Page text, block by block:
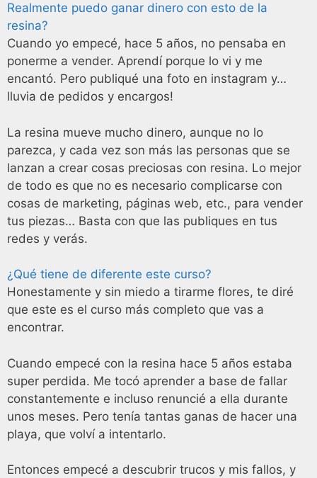
Realmente puedo ganar dinero con esto de la
resina?
Cuando yo empecé, hace 5 años, no pensaba en
ponerme a vender. Aprendí porque lo vi y me
encantó. Pero publiqué una foto en instagram y…
lluvia de pedidos y encargos!
La resina mueve mucho dinero, aunque no lo
parezca, y cada vez son más las personas que se
lanzan a crear cosas preciosas con resina. Lo mejor
de todo es que no es necesario complicarse con
cosas de marketing, páginas web, etc., para vender
tus piezas… Basta con que las publiques en tus
redes y verás.
¿Qué tiene de diferente este curso?
Honestamente y sin miedo a tirarme flores, te diré
que este es el curso más completo que vas a
encontrar.
Cuando empecé con la resina hace 5 años estaba
super perdida. Me tocó aprender a base de fallar
constantemente e incluso renuncié a ella durante
unos meses. Pero tenía tantas ganas de hacer una
playa, que volví a intentarlo.
Entonces empecé a descubrir trucos y mis fallos, y